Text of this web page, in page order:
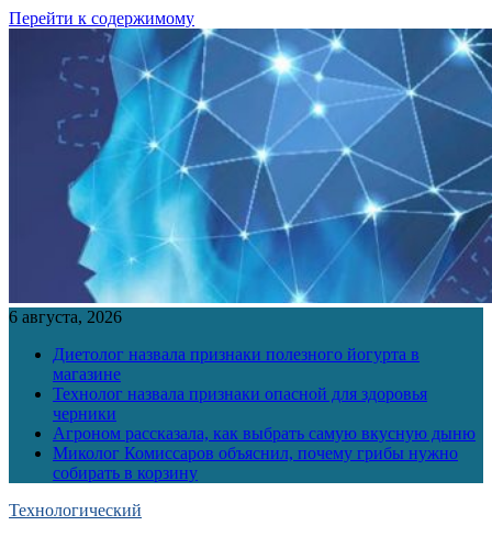
Перейти к содержимому
6 августа, 2026
Диетолог назвала признаки полезного йогурта в
магазине
Технолог назвала признаки опасной для здоровья
черники
Агроном рассказала, как выбрать самую вкусную дыню
Миколог Комиссаров объяснил, почему грибы нужно
собирать в корзину
Технологический